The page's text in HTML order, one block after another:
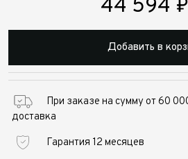
44 594 ₽
Добавить в
При заказе на сумму от 60
доставка
Гарантия 12 месяцев